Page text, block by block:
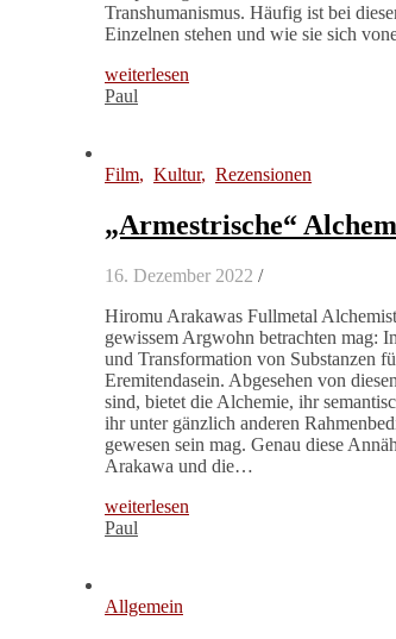
Transhumanismus. Häufig ist bei
Einzelnen stehen und wie sie sich
weiterlesen
Paul
Film, Kultur, Rezensionen
„Armestrische“
16. Dezember 2022 /
Hiromu Arakawas Fullmetal
gewissem Argwohn betrachten mag:
und Transformation von Substanzen
Eremitendasein. Abgesehen von
sind, bietet die Alchemie, ihr
ihr unter gänzlich anderen
gewesen sein mag. Genau diese
Arakawa und die…
weiterlesen
Paul
Allgemein